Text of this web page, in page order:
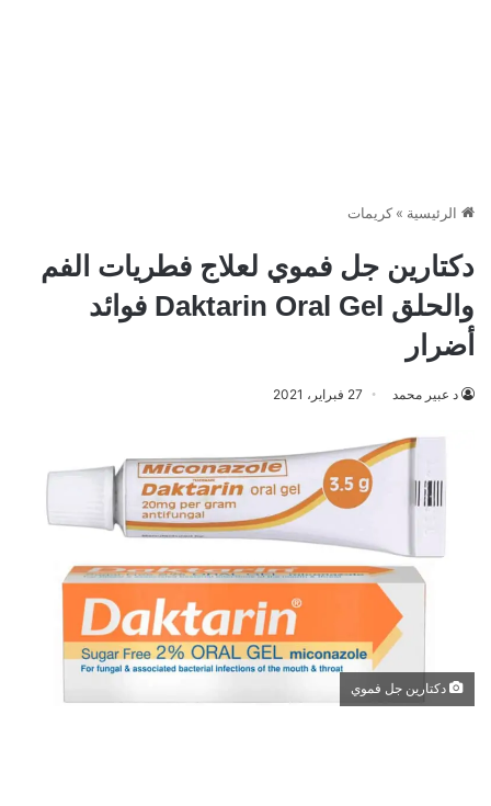
الرئيسية » كريمات
دكتارين جل فموي لعلاج فطريات الفم
والحلق Daktarin Oral Gel فوائد
أضرار
د عبير محمد 27 فبراير، 2021
دكتارين جل فموي